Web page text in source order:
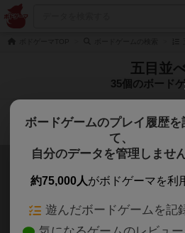
五目並
35個のボード
検索メニ
ペンタゴ
Pentago
ボードゲームのプレイ履歴を
て、
自分のデータを管理しませ
約75,000人がボドゲーマを利
遊んだボードゲームを記